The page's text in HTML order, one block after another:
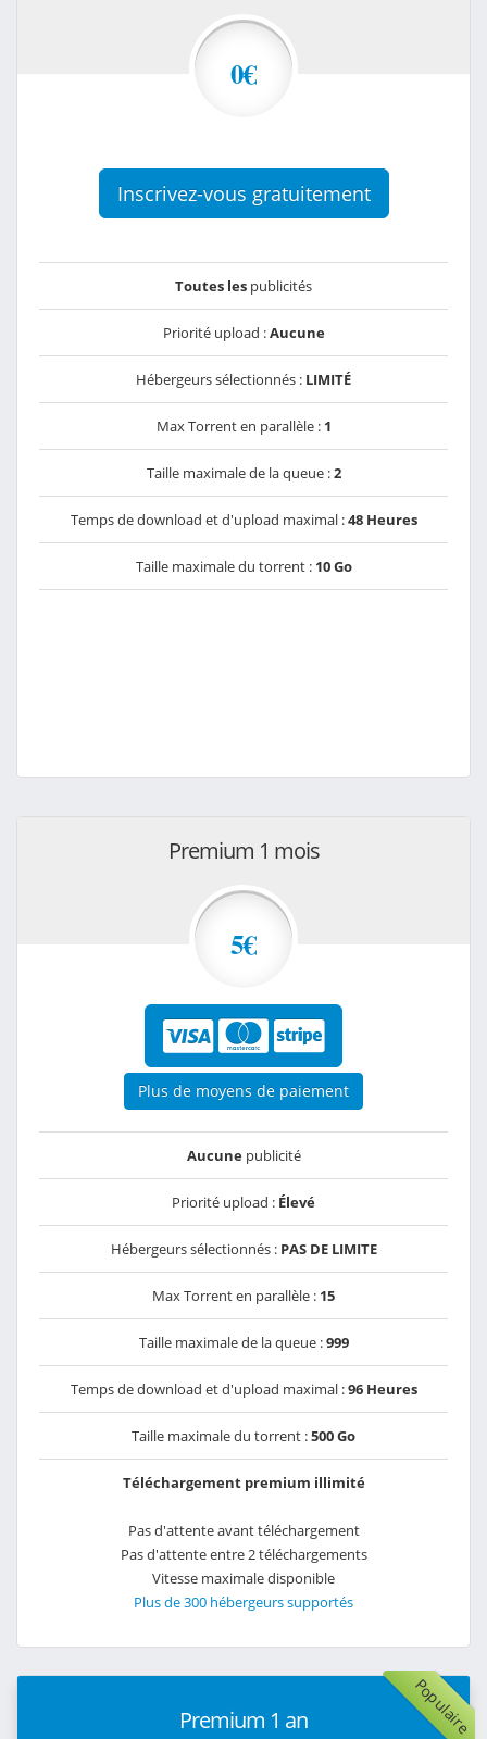
0€
Inscrivez-vous gratuitement
Toutes les publicités
Priorité upload :Aucune
Hébergeurs sélectionnés : LIMITÉ
Max Torrent en parallèle : 1
Taille maximale de la queue :2
Temps de download et d'upload maximal :48 Heures
Taille maximale du torrent : 10 Go
Premium 1 mois
5€
Plus de moyens de paiement
Aucunepublicité
Priorité upload : Élevé
Hébergeurs sélectionnés : PAS DE LIMITE
Max Torrent en parallèle : 15
Taille maximale de la queue :999
Temps de download et d'upload maximal :96 Heures
Taille maximale du torrent :500 Go
Téléchargement premium illimité
Pas d'attente avant téléchargement
Pas d'attente entre 2 téléchargements
Vitesse maximale disponible
Plus de 300 hébergeurs supportés
Populaire
Premium 1 an